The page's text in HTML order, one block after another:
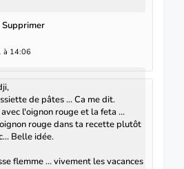
Supprimer
à 14:06
de pâtes ... Ca me dit.
l'oignon rouge et la feta ...
rouge dans ta recette plutôt
Belle idée.
flemme ... vivement les vacances